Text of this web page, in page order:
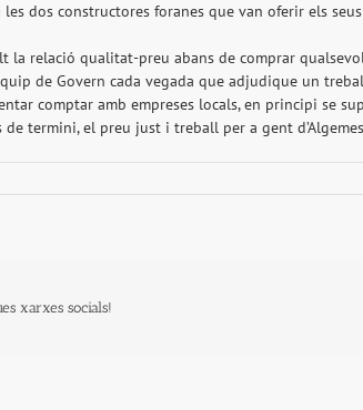
les dos constructores foranes que van oferir els
la relació qualitat-preu abans de comprar
de Govern cada vegada que adjudique un
comptar amb empreses locals, en principi se
de termini, el preu just i treball per a gent
xarxes socials!